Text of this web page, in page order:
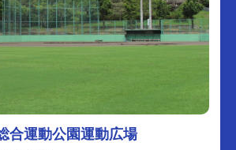
合運動公園運動広場